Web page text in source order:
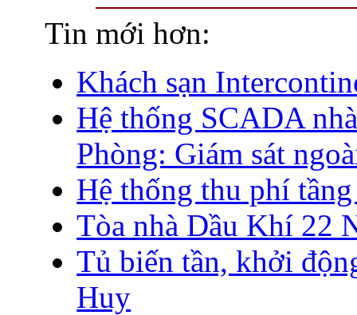
Tin mới hơn:
Khách sạn
Hệ thống SCADA
Phòng: Giám sát
Hệ thống thu phí
Tòa nhà Dầu Khí 22
Tủ biến tần, khởi
Huy